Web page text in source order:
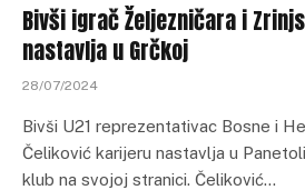
Bivši igrač Željezničara i
nastavlja u Grčkoj
28/07/2024
Bivši U21 reprezentativac Bosne i
Čeliković karijeru nastavlja u
klub na svojoj stranici. Čeliković…